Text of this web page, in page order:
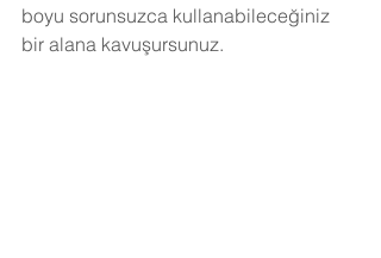
boyu sorunsuzca kullanabileceğiniz
bir alana kavuşursunuz.